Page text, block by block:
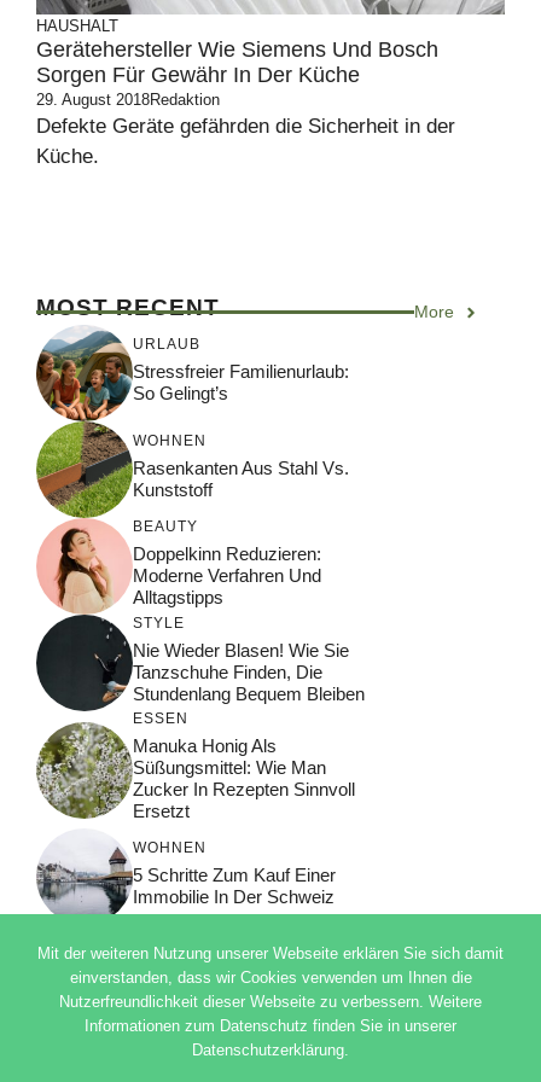
HAUSHALT
Gerätehersteller Wie Siemens Und Bosch
Sorgen Für Gewähr In Der Küche
29. August 2018Redaktion
Defekte Geräte gefährden die Sicherheit in der
Küche.
MOST RECENT More
URLAUB
Stressfreier Familienurlaub:
So Gelingt’s
WOHNEN
Rasenkanten Aus Stahl Vs.
Kunststoff
BEAUTY
Doppelkinn Reduzieren:
Moderne Verfahren Und
Alltagstipps
STYLE
Nie Wieder Blasen! Wie Sie
Tanzschuhe Finden, Die
Stundenlang Bequem Bleiben
ESSEN
Manuka Honig Als
Süßungsmittel: Wie Man
Zucker In Rezepten Sinnvoll
Ersetzt
WOHNEN
5 Schritte Zum Kauf Einer
Immobilie In Der Schweiz
© 2026 ADSIMPLE
DATENSCHUTZERKLÄRUNG
Mit der weiteren Nutzung unserer Webseite erklären Sie sich damit
einverstanden, dass wir Cookies verwenden um Ihnen die
Nutzerfreundlichkeit dieser Webseite zu verbessern. Weitere
Informationen zum Datenschutz finden Sie in unserer
Datenschutzerklärung.